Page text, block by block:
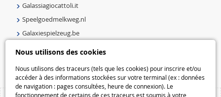
Nous utilisons des cookies
Nous utilisons des traceurs (tels que les cookies) pour inscrire et/ou
accéder à des informations stockées sur votre terminal (ex : données
de navigation : pages consultées, heure de connexion). Le
fonctionnement de certains de ces traceurs est soumis à votre
Galassiagiocattoli.it
Speelgoedmelkweg.nl
Galaxiespielzeug.be